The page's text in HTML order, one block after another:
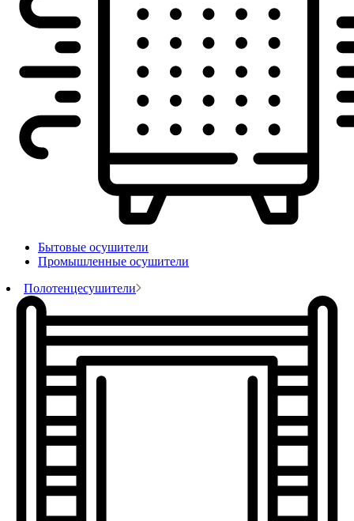
Бытовые осушители
Промышленные осушители
Полотенцесушители